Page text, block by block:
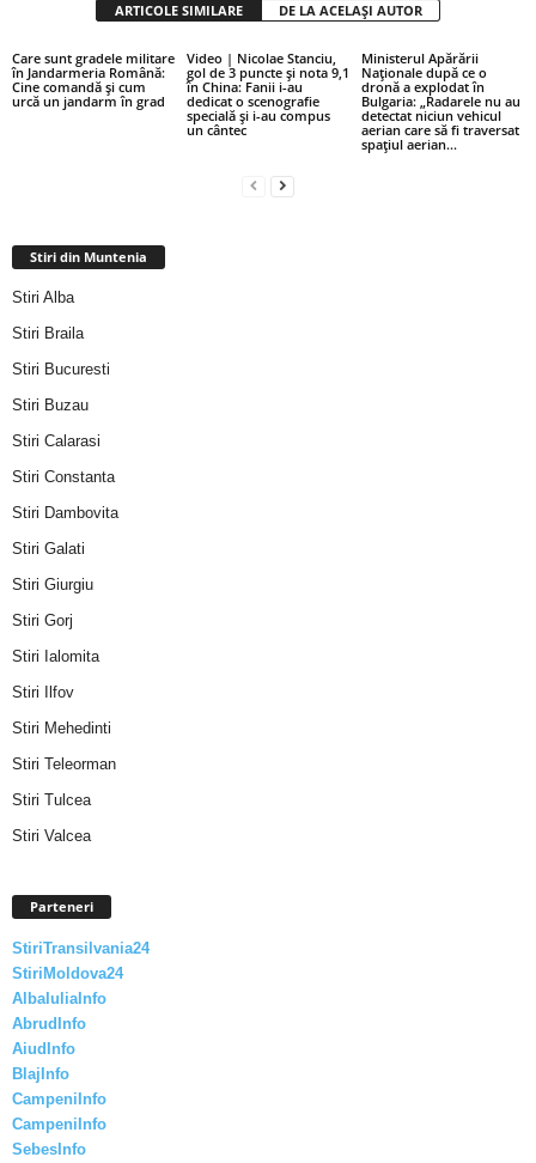
ARTICOLE SIMILARE DE LA ACELAȘI AUTOR
Care sunt gradele militare
în Jandarmeria Română:
Cine comandă și cum
urcă un jandarm în grad
Video | Nicolae Stanciu,
gol de 3 puncte și nota 9,1
în China: Fanii i-au
dedicat o scenografie
specială și i-au compus
un cântec
Ministerul Apărării
Naționale după ce o
dronă a explodat în
Bulgaria: „Radarele nu au
detectat niciun vehicul
aerian care să fi traversat
spațiul aerian...
Stiri din Muntenia
Stiri Alba
Stiri Braila
Stiri Bucuresti
Stiri Buzau
Stiri Calarasi
Stiri Constanta
Stiri Dambovita
Stiri Galati
Stiri Giurgiu
Stiri Gorj
Stiri Ialomita
Stiri Ilfov
Stiri Mehedinti
Stiri Teleorman
Stiri Tulcea
Stiri Valcea
Parteneri
StiriTransilvania24
StiriMoldova24
AlbaIuliaInfo
AbrudInfo
AiudInfo
BlajInfo
CampeniInfo
CampeniInfo
SebesInfo